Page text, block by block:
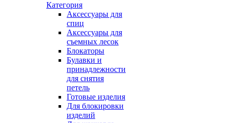
Категория
Аксессуары для
спиц
Аксессуары для
съемных лесок
Блокаторы
Булавки и
принадлежности
для снятия
петель
Готовые изделия
Для блокировки
изделий